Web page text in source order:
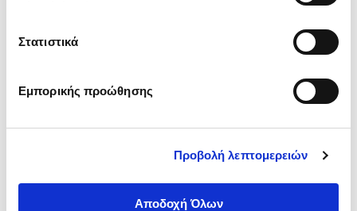
Στατιστικά
Εμπορικής προώθησης
Προβολή λεπτομερειών
Αποδοχή Όλων